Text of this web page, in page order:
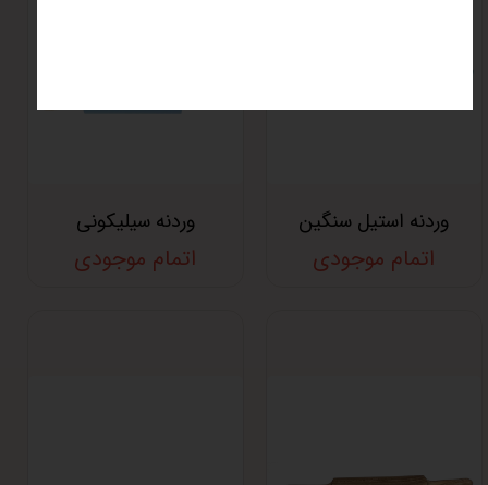
وردنه استیل سنگین
اتمام موجودی
وردنه سیلیکونی
اتمام موجودی